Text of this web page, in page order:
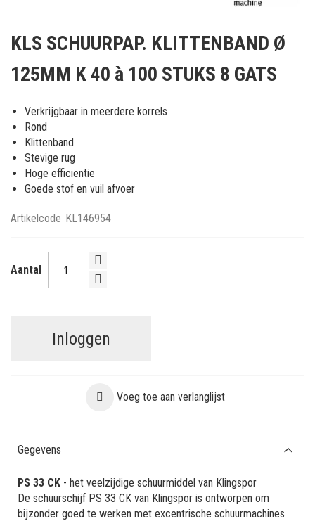
het
van
afbeeldingen-
gallerij
KLS SCHUURPAP. KLITTENBAND Ø
125MM K 40 à 100 STUKS 8 GATS
Verkrijgbaar in meerdere korrels
Rond
Klittenband
Stevige rug
Hoge efficiëntie
Goede stof en vuil afvoer
Artikelcode KL146954
Aantal
Inloggen
Voeg toe aan verlanglijst
Gegevens
PS 33 CK - het veelzijdige schuurmiddel van Klingspor
De schuurschijf PS 33 CK van Klingspor is ontworpen om
bijzonder goed te werken met excentrische schuurmachines